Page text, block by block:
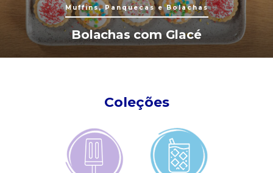
Muffins, Panquecas e Bolachas
Bolachas com Glacé
Coleções